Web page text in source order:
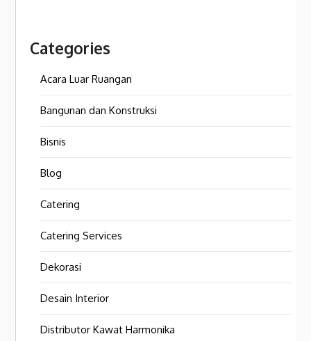
Categories
Acara Luar Ruangan
Bangunan dan Konstruksi
Bisnis
Blog
Catering
Catering Services
Dekorasi
Desain Interior
Distributor Kawat Harmonika